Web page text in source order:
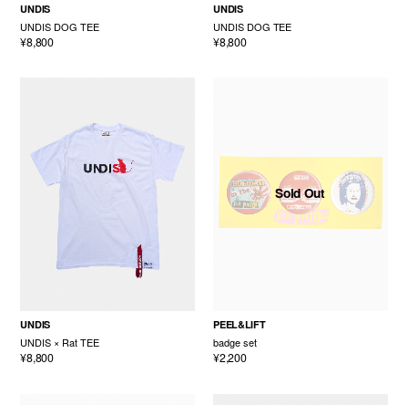
UNDIS
UNDIS DOG TEE
¥8,800
UNDIS
UNDIS DOG TEE
¥8,800
UNDIS
UNDIS × Rat TEE
¥8,800
Sold Out
PEEL&LIFT
badge set
¥2,200